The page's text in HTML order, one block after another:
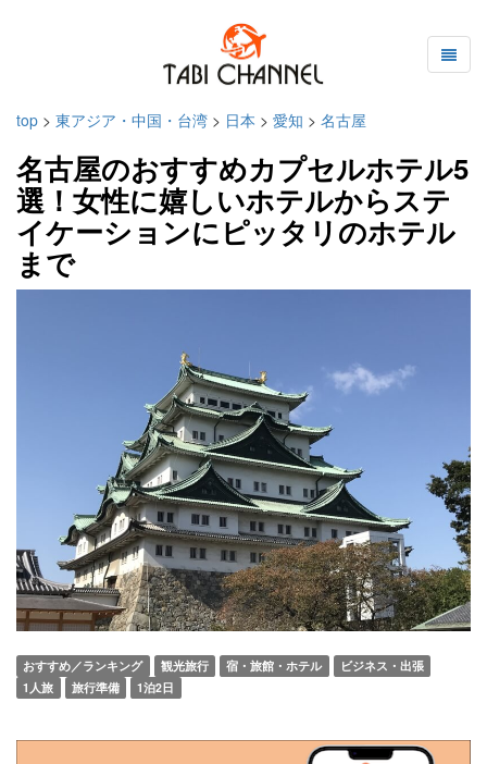
top > 東アジア・中国・台湾 > 日本 > 愛知 > 名古屋
名古屋のおすすめカプセルホテル5
選！女性に嬉しいホテルからステ
イケーションにピッタリのホテル
まで
おすすめ／ランキング 観光旅行 宿・旅館・ホテル
ビジネス・出張
1人旅
旅行準備 1泊2日